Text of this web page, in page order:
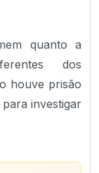
quanto a
dos
houve prisão
investigar